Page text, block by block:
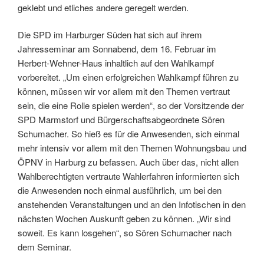
geklebt und etliches andere geregelt werden.
Die SPD im Harburger Süden hat sich auf ihrem
Jahresseminar am Sonnabend, dem 16. Februar im
Herbert-Wehner-Haus inhaltlich auf den Wahlkampf
vorbereitet. „Um einen erfolgreichen Wahlkampf führen zu
können, müssen wir vor allem mit den Themen vertraut
sein, die eine Rolle spielen werden“, so der Vorsitzende der
SPD Marmstorf und Bürgerschaftsabgeordnete Sören
Schumacher. So hieß es für die Anwesenden, sich einmal
mehr intensiv vor allem mit den Themen Wohnungsbau und
ÖPNV in Harburg zu befassen. Auch über das, nicht allen
Wahlberechtigten vertraute Wahlerfahren informierten sich
die Anwesenden noch einmal ausführlich, um bei den
anstehenden Veranstaltungen und an den Infotischen in den
nächsten Wochen Auskunft geben zu können. „Wir sind
soweit. Es kann losgehen“, so Sören Schumacher nach
dem Seminar.